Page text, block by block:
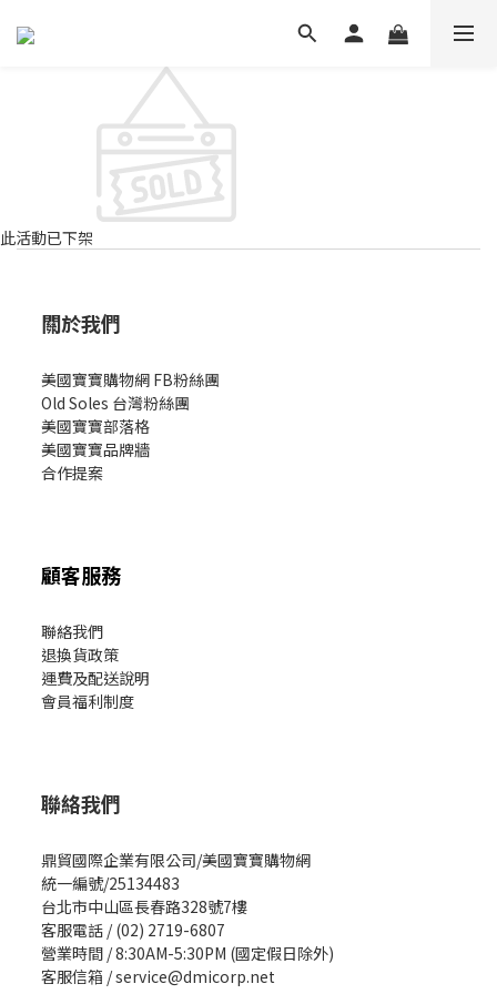
此活動已下架
關於我們
美國寶寶購物網 FB粉絲團
Old Soles 台灣粉絲團
美國寶寶部落格
美國寶寶品牌牆
合作提案
顧客服務
聯絡我們
退換貨政策
運費及配送說明
會員福利制度
聯絡我們
鼎貿國際企業有限公司/美國寶寶購物網
統一編號/25134483
台北市中山區長春路328號7樓
客服電話 / (02) 2719-6807
營業時間 / 8:30AM-5:30PM (國定假日除外)
客服信箱 / service@dmicorp.net